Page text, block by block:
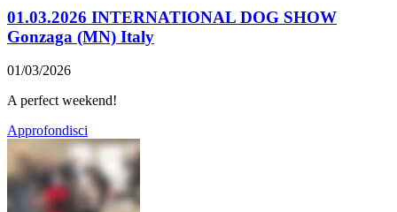
01.03.2026 INTERNATIONAL DOG SHOW
Gonzaga (MN) Italy
01/03/2026
A perfect weekend!
Approfondisci